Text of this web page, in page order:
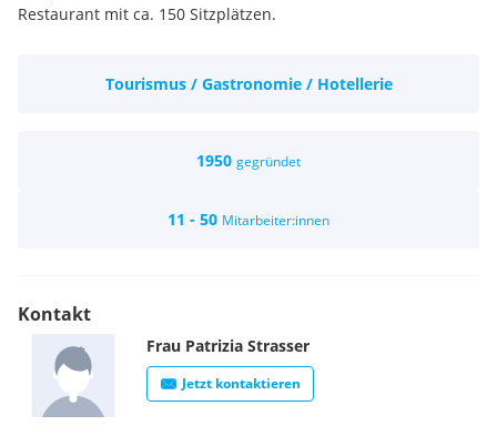
Restaurant mit ca. 150 Sitzplätzen.
Tourismus / Gastronomie / Hotellerie
1950 gegründet
11 - 50 Mitarbeiter:innen
Kontakt
Frau Patrizia Strasser
Jetzt kontaktieren